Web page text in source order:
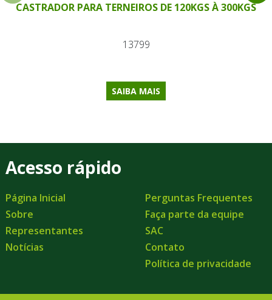
CASTRADOR PARA TERNEIROS DE 120KGS À 300KGS
13799
SAIBA MAIS
Acesso rápido
Página Inicial
Sobre
Representantes
Notícias
Perguntas Frequentes
Faça parte da equipe
SAC
Contato
Política de privacidade